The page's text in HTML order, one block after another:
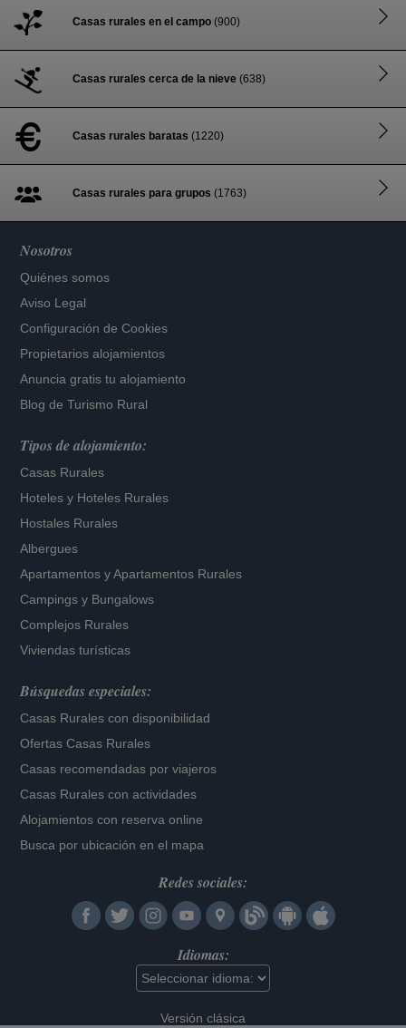
Casas rurales en el campo (900)
Casas rurales cerca de la nieve (638)
Casas rurales baratas (1220)
Casas rurales para grupos (1763)
Nosotros
Quiénes somos
Aviso Legal
Configuración de Cookies
Propietarios alojamientos
Anuncia gratis tu alojamiento
Blog de Turismo Rural
Tipos de alojamiento:
Casas Rurales
Hoteles y Hoteles Rurales
Hostales Rurales
Albergues
Apartamentos yApartamentos Rurales
Campings y Bungalows
Complejos Rurales
Viviendas turísticas
Búsquedas especiales:
Casas Rurales con disponibilidad
Ofertas Casas Rurales
Casas recomendadas por viajeros
Casas Rurales con actividades
Alojamientos con reserva online
Busca por ubicación en el mapa
Redes sociales:
Idiomas:
Versión clásica